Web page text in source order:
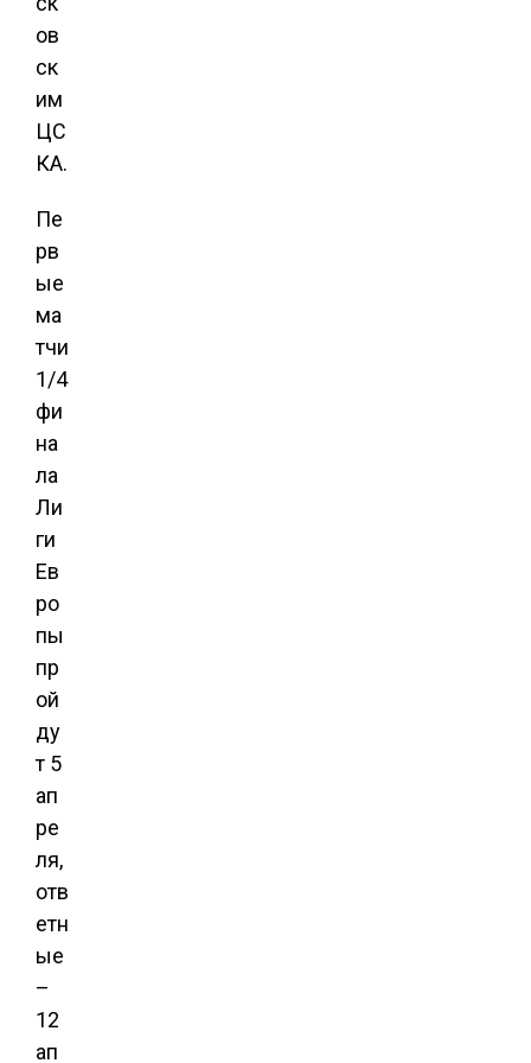
ов
ск
им
ЦС
КА.
Пе
рв
ые
ма
тчи
1/4
фи
на
ла
Ли
ги
Ев
ро
пы
пр
ой
ду
т 5
ап
ре
ля,
отв
етн
ые
–
12
ап